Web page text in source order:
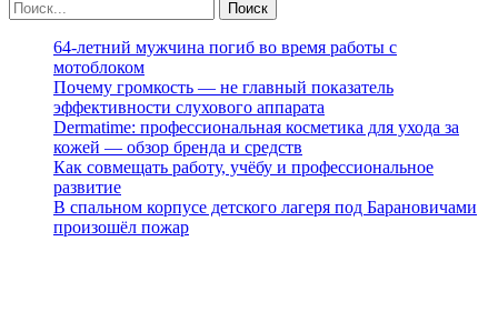
64-летний мужчина погиб во время работы с
мотоблоком
Почему громкость — не главный показатель
эффективности слухового аппарата
Dermatime: профессиональная косметика для ухода за
кожей — обзор бренда и средств
Как совмещать работу, учёбу и профессиональное
развитие
В спальном корпусе детского лагеря под Барановичами
произошёл пожар